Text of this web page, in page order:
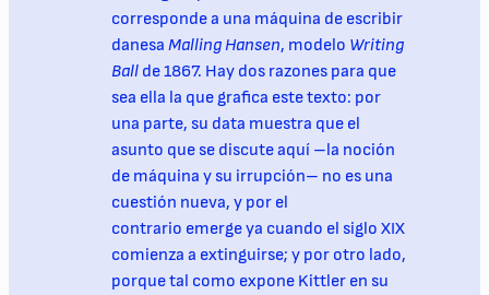
corresponde a una máquina de escribir
danesa Malling Hansen, modelo Writing
Ball de 1867. Hay dos razones para que
sea ella la que grafica este texto: por
una parte, su data muestra que el
asunto que se discute aquí –la noción
de máquina y su irrupción– no es una
cuestión nueva, y por el
contrario emerge ya cuando el siglo XIX
comienza a extinguirse; y por otro lado,
porque tal como expone Kittler en su